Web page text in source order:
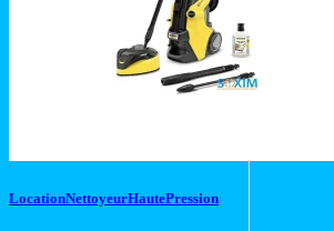
LocationNettoyeurHautePression